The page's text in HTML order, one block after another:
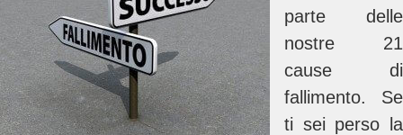
parte delle
nostre 21
cause di
fallimento. Se
ti sei perso la